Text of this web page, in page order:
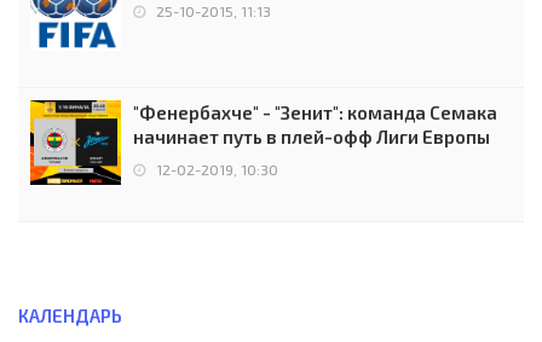
25-10-2015, 11:13
"Фенербахче" - "Зенит": команда Семака
начинает путь в плей-офф Лиги Европы
12-02-2019, 10:30
КАЛЕНДАРЬ